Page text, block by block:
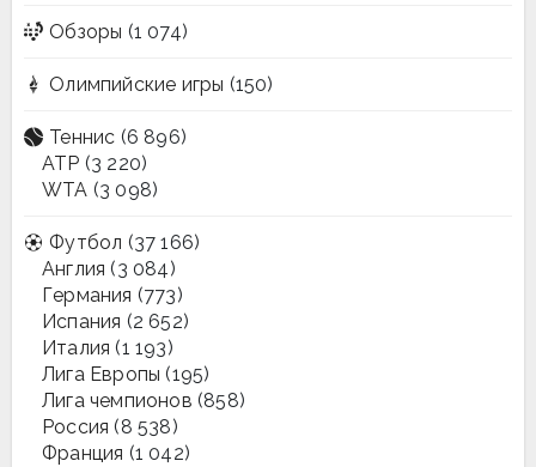
Обзоры (1 074)
Олимпийские игры (150)
Теннис (6 896)
ATP (3 220)
WTA (3 098)
Футбол (37 166)
Англия (3 084)
Германия (773)
Испания (2 652)
Италия (1 193)
Лига Европы (195)
Лига чемпионов (858)
Россия (8 538)
Франция (1 042)